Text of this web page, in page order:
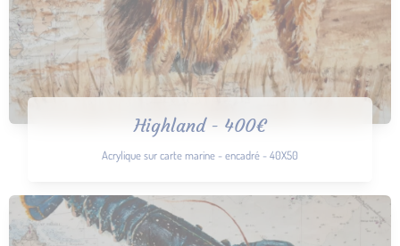
Highland - 400€
Acrylique sur carte marine - encadré - 40X50